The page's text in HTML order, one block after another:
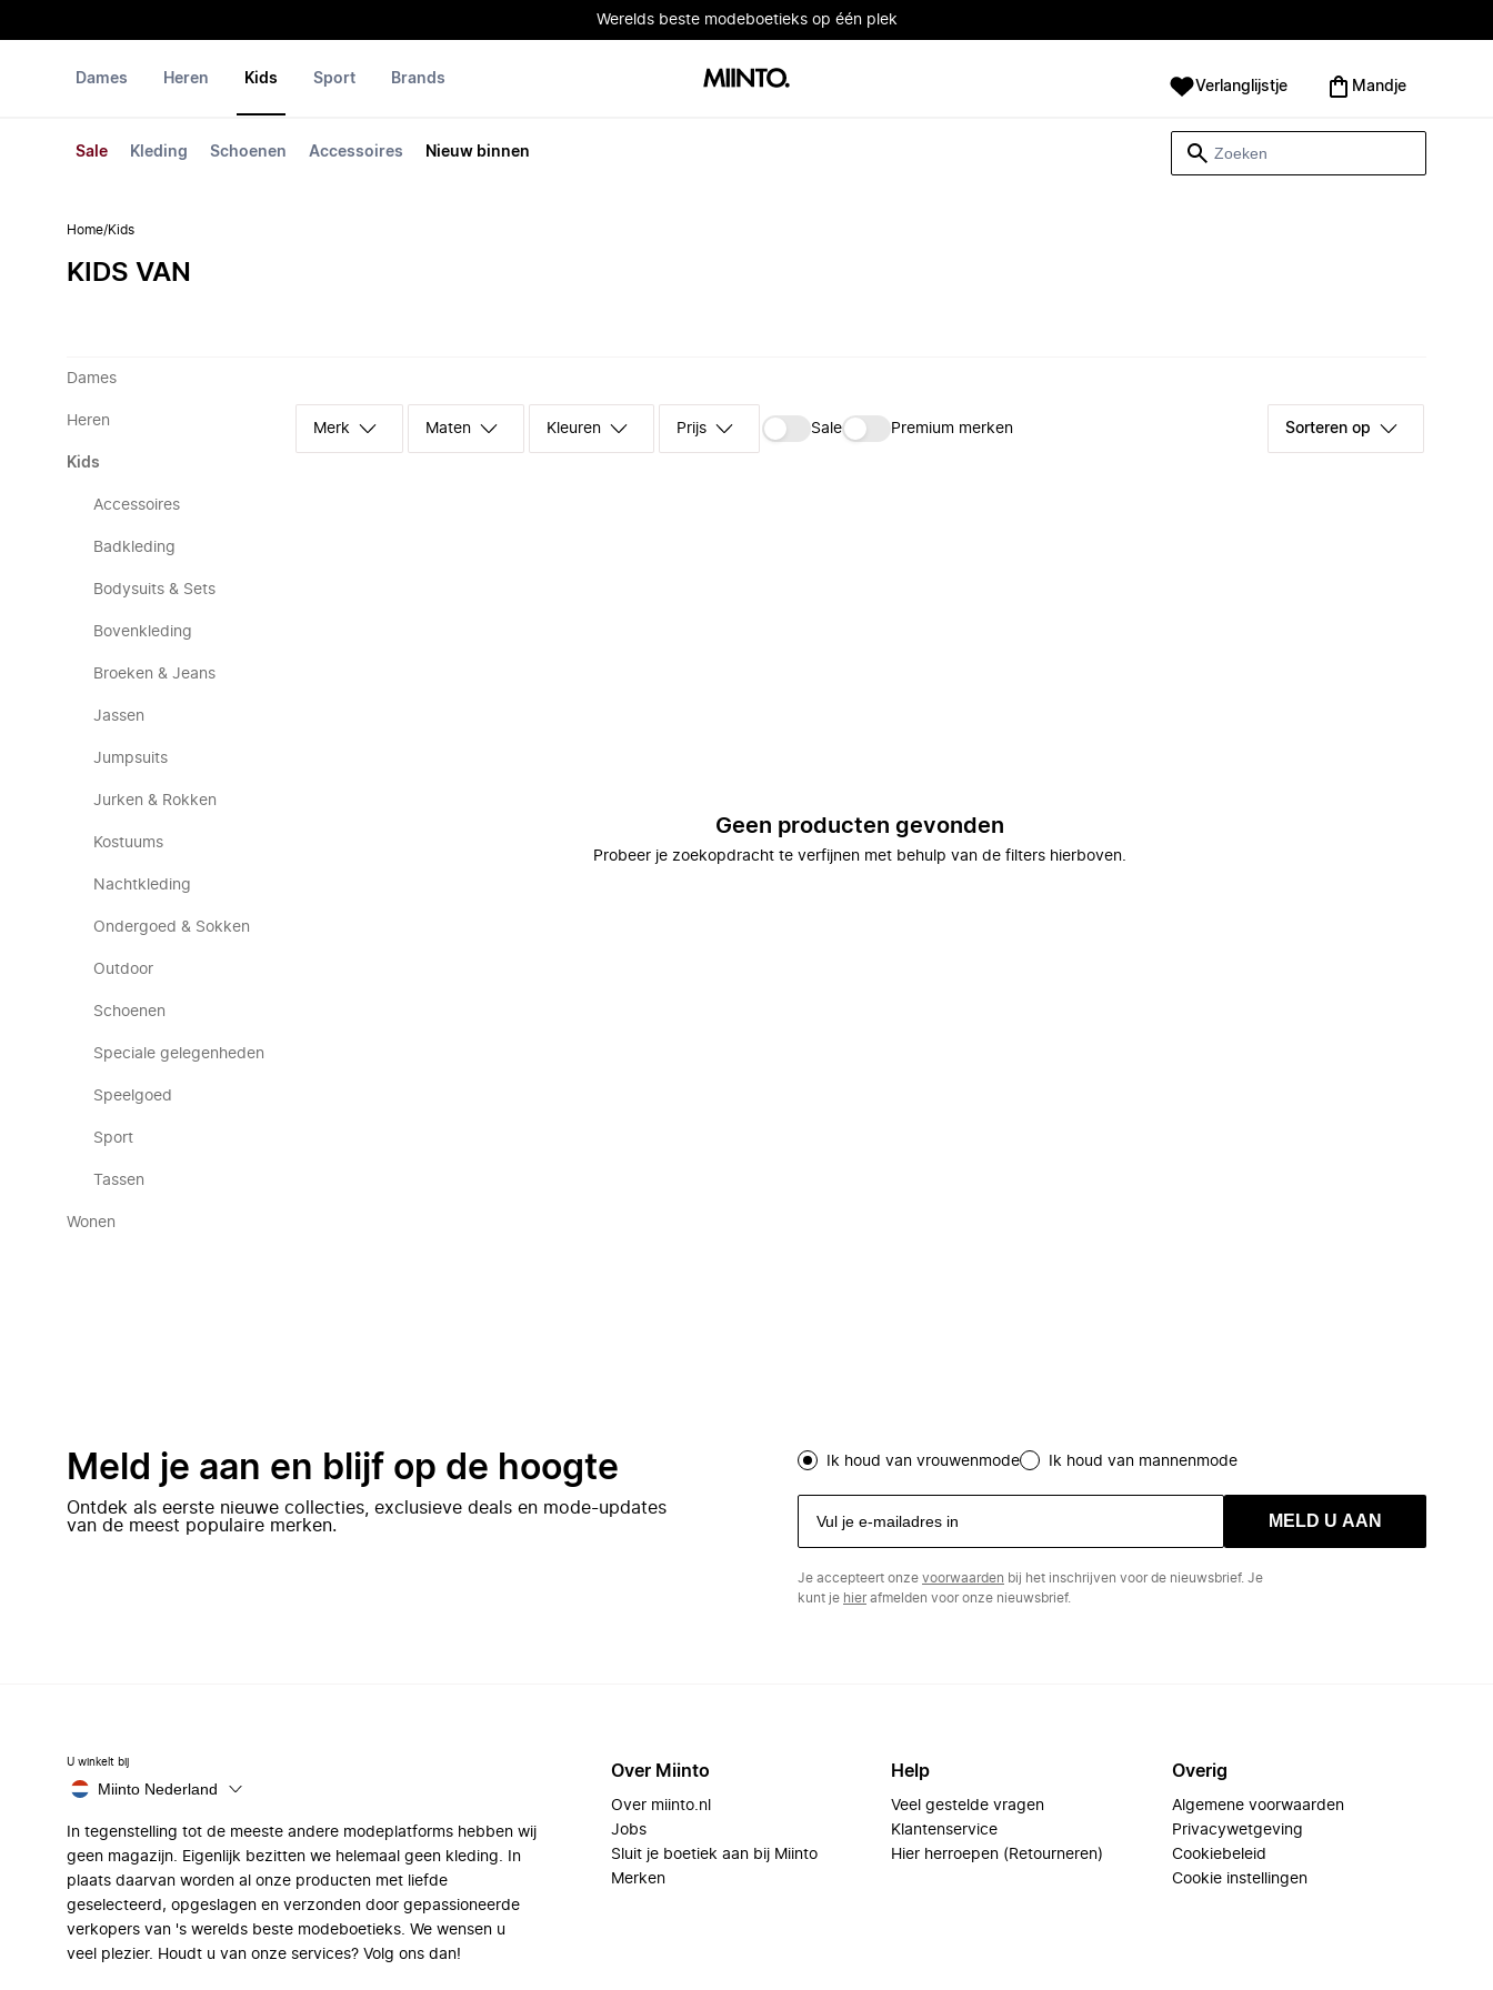
Werelds beste modeboetieks op één plek
Dames Heren Kids
Sale Kleding Schoenen Accessoires Nieuw binnen
Sport Brands Verlanglijstje Mandje
Home/Kids
KIDS VAN
Dames
Heren
Kids
Accessoires
Badkleding
Bodysuits & Sets
Bovenkleding
Broeken & Jeans
Jassen
Jumpsuits
Jurken & Rokken
Kostuums
Nachtkleding
Ondergoed & Sokken
Outdoor
Schoenen
Speciale gelegenheden
Speelgoed
Sport
Tassen
Wonen
Merk Maten Kleuren Prijs Sale Premium merken Sorteren op
Geen producten gevonden
Probeer je zoekopdracht te verfijnen met behulp van de filters hierboven.
Meld je aan en blijf op de hoogte
Ontdek als eerste nieuwe collecties, exclusieve deals en mode-updates
van de meest populaire merken.
Ik houd van vrouwenmode Ik houd van mannenmode
MELD U AAN
Je accepteert onze voorwaarden bij het inschrijven voor de nieuwsbrief. Je
kunt je hierafmelden voor onze nieuwsbrief.
U winkelt bij
Miinto Nederland
In tegenstelling tot de meeste andere modeplatforms hebben wij
geen magazijn. Eigenlijk bezitten we helemaal geen kleding. In
plaats daarvan worden al onze producten met liefde
geselecteerd, opgeslagen en verzonden door gepassioneerde
verkopers van 's werelds beste modeboetieks. We wensen u
veel plezier. Houdt u van onze services? Volg ons dan!
Over Miinto
Over miinto.nl
Jobs
Sluit je boetiek aan bij Miinto
Merken
Help
Veel gestelde vragen
Klantenservice
Hier herroepen (Retourneren)
Overig
Algemene voorwaarden
Privacywetgeving
Cookiebeleid
Cookie instellingen